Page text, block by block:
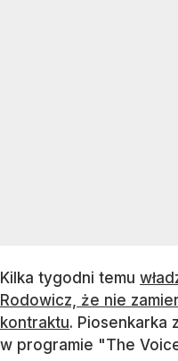
Kilka tygodni temu
Rodowicz, że nie
kontraktu. Piosenkarka
w programie "The